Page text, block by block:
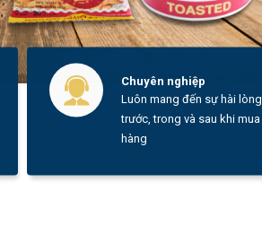
Chuyên nghiệp
Luôn mang đến sự hài lòng
trước, trong và sau khi mua
hàng